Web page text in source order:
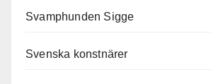
Svamphunden Sigge
Svenska konstnärer